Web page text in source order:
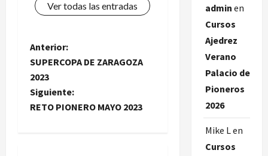
Ver todas las entradas
N
a
v
Anterior:
SUPERCOPA DE ZARAGOZA
2023
Siguiente:
RETO PIONERO MAYO 2023
admin en
Cursos
Ajedrez
Verano
Palacio de
Pioneros
2026
Mike Len
Cursos